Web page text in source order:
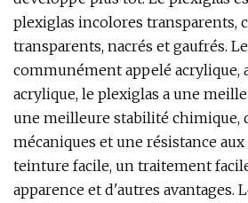
plexiglas incolores transparents,
transparents, nacrés et gaufrés.
communément appelé acrylique,
acrylique, le plexiglas a une
une meilleure stabilité chimique,
mécaniques et une résistance
teinture facile, un traitement
apparence et d'autres avantages.